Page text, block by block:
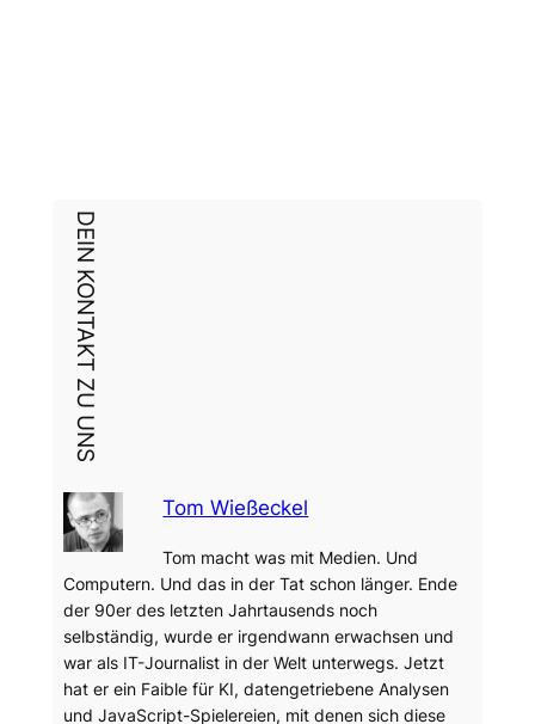
DEIN KONTAKT ZU UNS
Tom Wießeckel
Tom macht was mit Medien. Und
Computern. Und das in der Tat schon länger. Ende
der 90er des letzten Jahrtausends noch
selbständig, wurde er irgendwann erwachsen und
war als IT-Journalist in der Welt unterwegs. Jetzt
hat er ein Faible für KI, datengetriebene Analysen
und JavaScript-Spielereien, mit denen sich diese